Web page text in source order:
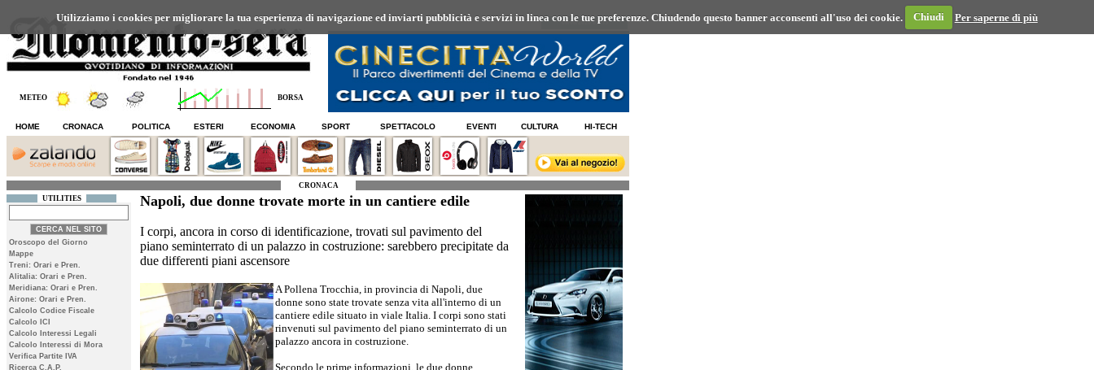
Utilizziamo i cookies per migliorare la tua esperienza di navigazione ed inviarti pubblicità e servizi in linea con le tue preferenze.Chiudendo questo banner acconsenti all'uso dei cookie. Chiudi Per saperne di più
METEO BORSA
08/08/2026 01:35
HOME CRONACA POLITICA ESTERI ECONOMIA SPORT SPETTACOLO EVENTI CULTURA HI-TECH
CRONACA
UTILITIES
Oroscopo del Giorno
Mappe
Treni: Orari e Pren.
Alitalia: Orari e Pren.
Meridiana: Orari e Pren.
Airone: Orari e Pren.
Calcolo Codice Fiscale
Calcolo ICI
Calcolo Interessi Legali
Calcolo Interessi di Mora
Verifica Partite IVA
Ricerca C.A.P.
Napoli, due donne trovate morte in un cantiere edile
I corpi, ancora in corso di identificazione, trovati sul pavimento del
piano seminterrato di un palazzo in costruzione: sarebbero precipitate da
due differenti piani ascensore
A Pollena Trocchia, in provincia di Napoli, due
donne sono state trovate senza vita all'interno di un
cantiere edile situato in viale Italia. I corpi sono stati
rinvenuti sul pavimento del piano seminterrato di un
palazzo ancora in costruzione.
Secondo le prime informazioni, le due donne